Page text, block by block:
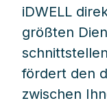
iDWELL
größten
fördert den
zwischen